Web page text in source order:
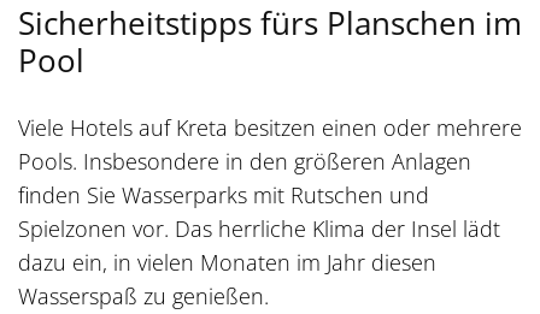
Sicherheitstipps fürs Planschen im
Pool
Viele Hotels auf Kreta besitzen einen oder mehrere
Pools. Insbesondere in den größeren Anlagen
finden Sie Wasserparks mit Rutschen und
Spielzonen vor. Das herrliche Klima der Insel lädt
dazu ein, in vielen Monaten im Jahr diesen
Wasserspaß zu genießen.